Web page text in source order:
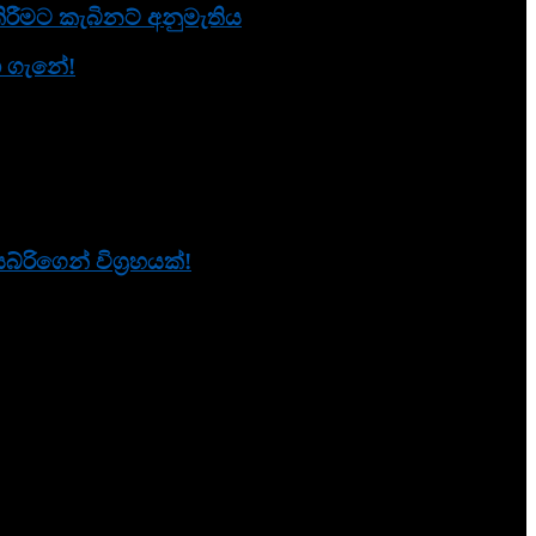
කැබිනට් අනුමැතිය
ගැනේ!
විග්‍රහයක්!